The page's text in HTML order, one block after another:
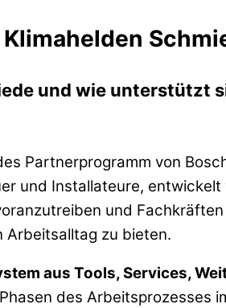
und wie unterstützt
Partnerprogramm von
und Installateure,
und
zu bieten.
aus Tools, Services,
des Arbeitsprozesses